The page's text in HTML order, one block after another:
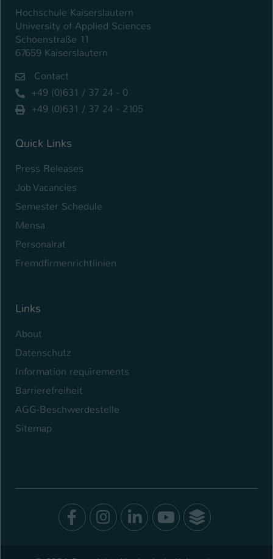
Hochschule Kaiserslautern
University of Applied Sciences
Schoenstraße 11
67659 Kaiserslautern
Contact
+49 (0)631 / 37 24 - 0
+49 (0)631 / 37 24 - 2105
Quick Links
Press Releases
Job Vacancies
Semester Schedule
Mensa
Personalrat
Fremdfirmenrichtlinien
Links
About
Datenschutz
Information requirements
Barrierefreiheit
AGG-Beschwerdestelle
Sitemap
Facebook
Instagram
LinkedIn
Youtube